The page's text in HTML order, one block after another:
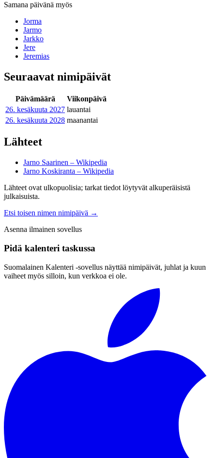
Samana päivänä myös
Jorma
Jarmo
Jarkko
Jere
Jeremias
Seuraavat nimipäivät
Päivämäärä
Viikonpäivä
26. kesäkuuta 2027 lauantai
26. kesäkuuta 2028 maanantai
Lähteet
Jarno Saarinen – Wikipedia
Jarno Koskiranta – Wikipedia
Lähteet ovat ulkopuolisia; tarkat tiedot löytyvät alkuperäisistä
julkaisuista.
Etsi toisen nimen nimipäivä →
Asenna ilmainen sovellus
Pidä kalenteri taskussa
Suomalainen Kalenteri ‑sovellus näyttää nimipäivät, juhlat ja kuun
vaiheet myös silloin, kun verkkoa ei ole.